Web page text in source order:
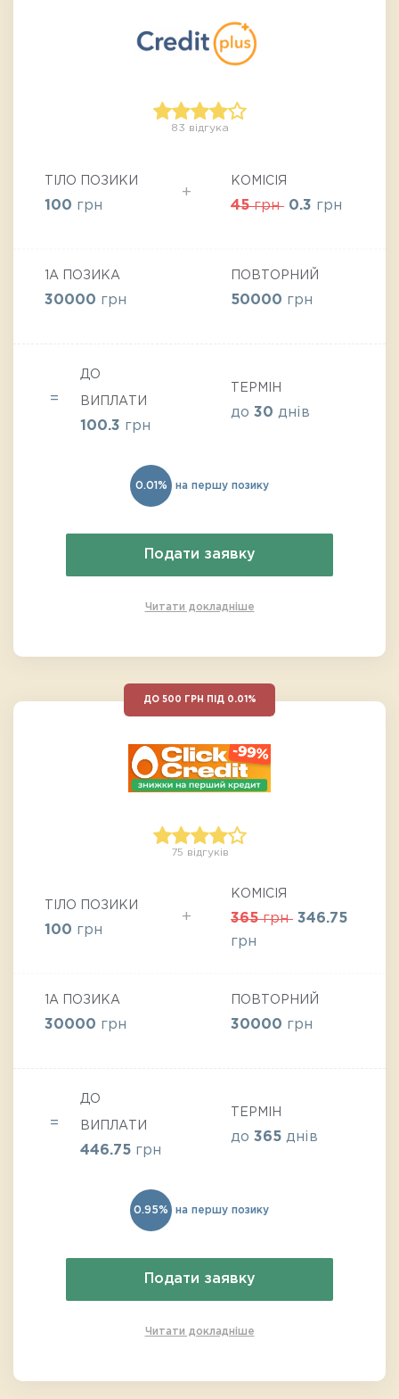
83 відгука
ТІЛО ПОЗИКИ
100 грн
КОМІСІЯ
45грн 0.3 грн
ДО
ВИПЛАТИ
100.3 грн
1А ПОЗИКА
30000 грн
ПОВТОРНИЙ
50000 грн
ТЕРМІН
до 30 днів
0.01% на першу позику
Подати заявку
Читати докладніше
ДО 500 ГРН ПІД 0.01%
75 відгуків
ТІЛО ПОЗИКИ
100 грн
КОМІСІЯ
365грн 346.75
грн
ДО
ВИПЛАТИ
446.75 грн
1А ПОЗИКА
30000 грн
ПОВТОРНИЙ
30000 грн
ТЕРМІН
до 365 днів
0.95% на першу позику
Подати заявку
Читати докладніше